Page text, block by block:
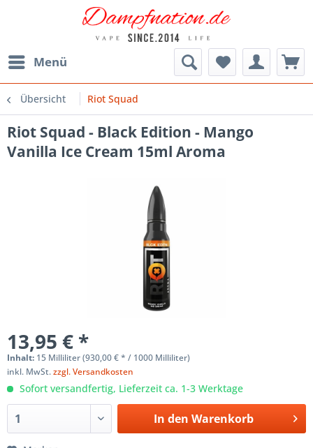
Menü
Übersicht Riot Squad
Riot Squad - Black Edition - Mango
Vanilla Ice Cream 15ml Aroma
13,95 € *
Inhalt: 15 Milliliter (930,00 € * / 1000 Milliliter)
inkl. MwSt.zzgl. Versandkosten
Sofort versandfertig, Lieferzeit ca. 1-3 Werktage
In den Warenkorb